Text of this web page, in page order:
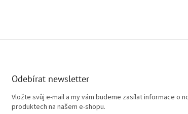
Odebírat newsletter
Vložte svůj e-mail a my vám budeme zasílat informace o
produktech na našem e-shopu.